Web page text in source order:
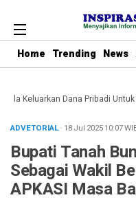
Home Trending News
Keluarkan Dana Pribadi Untuk
ADVETORIAL· 18 Jul 202510:07
Bupati Tanah
Sebagai Wakil
APKASI Masa